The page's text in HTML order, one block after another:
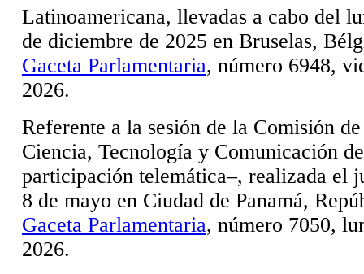
Latinoamericana, llevadas a cabo del
de diciembre de 2025 en Bruselas,
Gaceta Parlamentaria, número 6948,
2026.
Referente a la sesión de la Comisión
Ciencia, Tecnología y Comunicación
participación telemática–, realizada el
8 de mayo en Ciudad de Panamá,
Gaceta Parlamentaria, número 7050,
2026.